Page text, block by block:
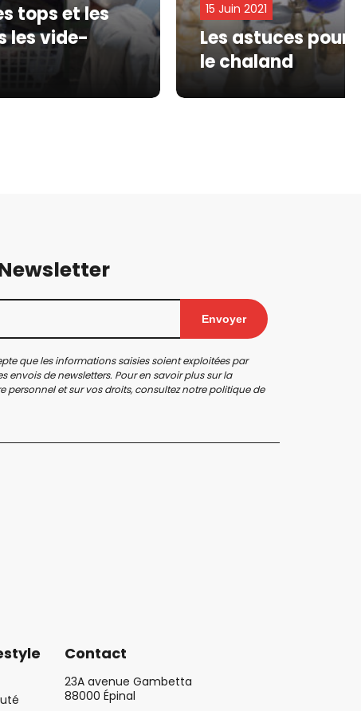
tops et les
les vide-
15 Juin 2021
Les astuces pour
le chaland
Envoyer
que les informations saisies soient exploitées par
envois de newsletters. Pour en savoir plus sur la
personnel et sur vos droits, consultez notrepolitique de
Contact
23A avenue Gambetta
88000 Épinal